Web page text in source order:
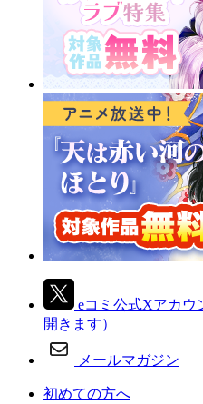
eコミ公式Xアカウ
開きます）
メールマガジン
初めての方へ